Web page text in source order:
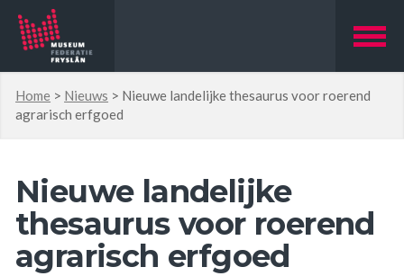
Home > Nieuws > Nieuwe landelijke thesaurus voor roerend
agrarisch erfgoed
Nieuwe landelijke
thesaurus voor roerend
agrarisch erfgoed